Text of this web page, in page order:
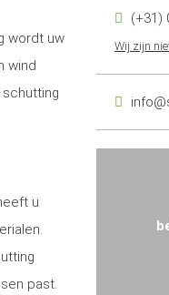
wordt uw
wind
u
past.
(+31)
Wij zijn